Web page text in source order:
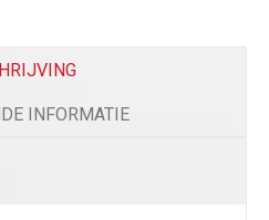
INFORMATIE